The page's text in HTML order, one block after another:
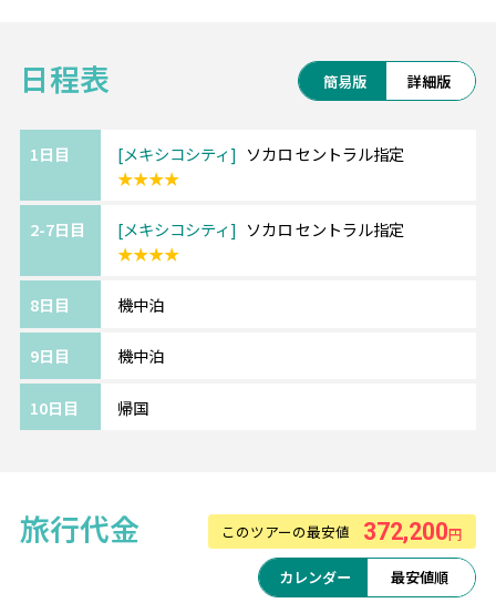
日程表 簡易版 詳細版
1日目 メキシコシティ
ソカロ セントラル指定
★★★★
2-7日目 メキシコシティ
ソカロ セントラル指定
★★★★
8日目 機中泊
9日目 機中泊
10日目 帰国
旅行代金 このツアーの最安値 372,200円
カレンダー 最安値順